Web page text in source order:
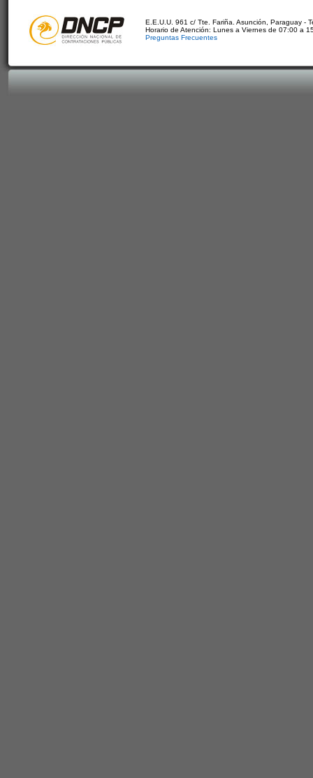
E.E.U.U. 961 c/ Tte. Fariña. Asunción, Paraguay -
Horario de Atención: Lunes a Viernes de 07:00 a
Preguntas Frecuentes